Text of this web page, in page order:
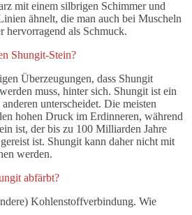
mit einem silbrigen Schimmer und
ähnelt, die man auch bei Muscheln
hervorragend als Schmuck.
Shungit-Stein?
Überzeugungen, dass Shungit
werden muss, hinter sich. Shungit ist ein
unterscheidet. Die meisten
hohen Druck im Erdinneren, während
ist, der bis zu 100 Milliarden Jahre
ist. Shungit kann daher nicht mit
werden.
abfärbt?
Kohlenstoffverbindung. Wie